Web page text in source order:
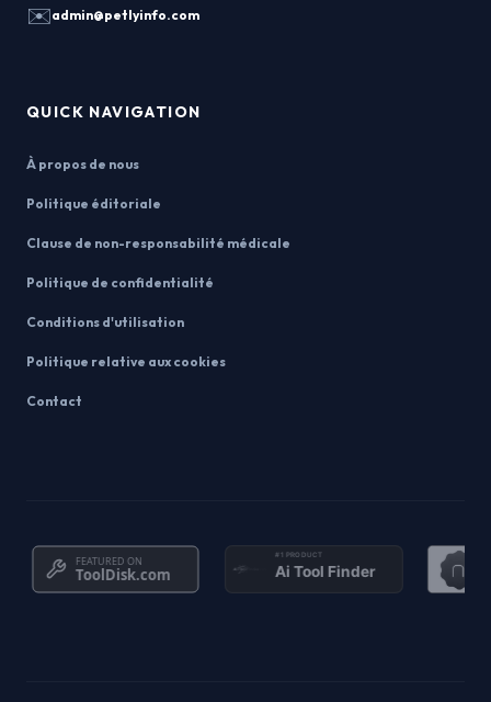
✉️admin@petlyinfo.com
QUICK NAVIGATION
À propos de nous
Politique éditoriale
Clause de non-responsabilité médicale
Politique de confidentialité
Conditions d'utilisation
Politique relative aux cookies
Contact